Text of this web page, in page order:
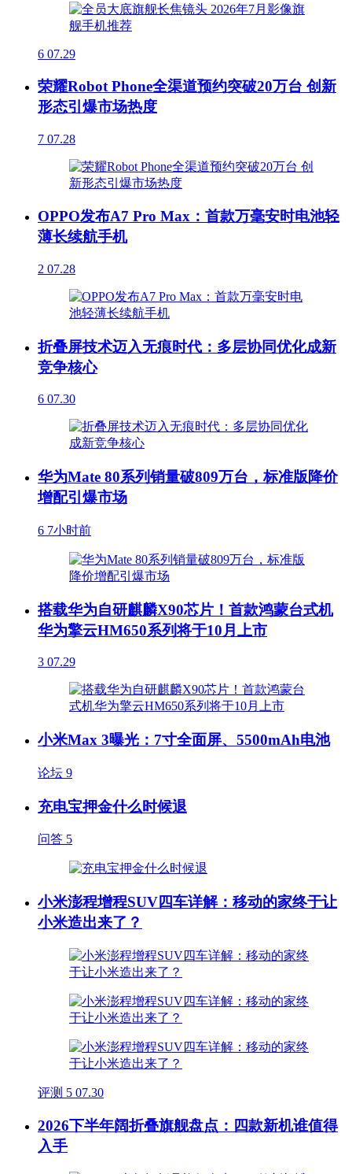
6 07.29
荣耀Robot Phone全渠道预约突破20万台 创新
形态引爆市场热度
7 07.28
OPPO发布A7 Pro Max：首款万毫安时电池轻
薄长续航手机
2 07.28
折叠屏技术迈入无痕时代：多层协同优化成新
竞争核心
6 07.30
华为Mate 80系列销量破809万台，标准版降价
增配引爆市场
6 7小时前
搭载华为自研麒麟X90芯片！首款鸿蒙台式机
华为擎云HM650系列将于10月上市
3 07.29
小米Max 3曝光：7寸全面屏、5500mAh电池
论坛 9
充电宝押金什么时候退
问答 5
小米澎程增程SUV四车详解：移动的家终于让
小米造出来了？
评测 5 07.30
2026下半年阔折叠旗舰盘点：四款新机谁值得
入手